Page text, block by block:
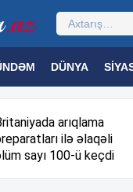
DÜNYA
arıqlama
ilə əlaqəli
sayı 100-ü keçdi